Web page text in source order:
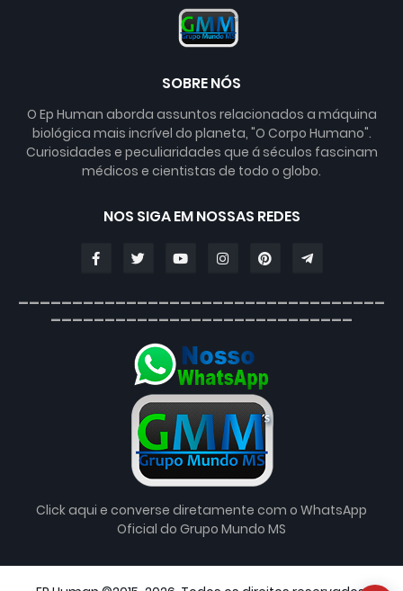
SOBRE NÓS
O Ep Human aborda assuntos relacionados a máquina
biológica mais incrível do planeta, "O Corpo Humano".
Curiosidades e peculiaridades que á séculos fascinam
médicos e cientistas de todo o globo.
NOS SIGA EM NOSSAS REDES
__________________________________
____________________________
Click aqui e converse diretamente com o WhatsApp
Oficial do Grupo Mundo MS